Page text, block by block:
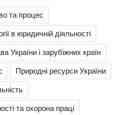
та процес
в юридичній діяльності
України і зарубіжних країн
Природні ресурси України
та охорона праці